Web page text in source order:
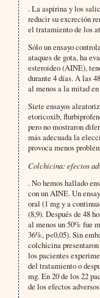
. La aspirina y los
reducir su excreción
el tratamiento de los
Sólo un ensayo
ataques de gota, ha
esteroideo (AINE),
durante 4 días. A las
al menos a la mitad
Siete ensayos
etoricoxib,
pero no mostraron
más adecuada la
provoca menos
Colchicina: efectos
. No hemos hallado
con un AINE. Un
oral (1 mg y a
(8,9). Después de 48
al menos un 50% fue
36%, p<0,05). Sin
colchicina
los pacientes
del tratamiento o
mg. En 20 de los 22
de los efectos